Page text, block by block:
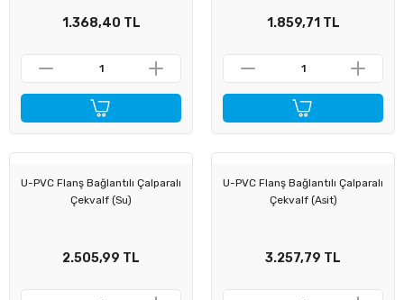
Küresel Su Vanaları
Küresel Asit Vanaları
Kelebek Su Vanaları
Kelebek Asit Vanaları
1.368,40 TL 1.859,71 TL
U-PVC Flanş Bağlantılı Çalparalı
Çekvalf (Su)
2.505,99 TL
U-PVC Flanş Bağlantılı Çalparalı
Çekvalf (Asit)
3.257,79 TL